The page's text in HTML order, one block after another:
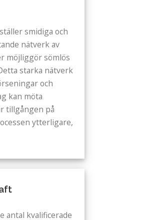
smidiga och
nätverk av
möjliggör sömlös
starka nätverk
och
kan möta
tillgången på
ytterligare,
antal kvalificerade